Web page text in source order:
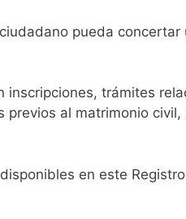
pueda concertar
inscripciones, trámites
al matrimonio civil,
en este